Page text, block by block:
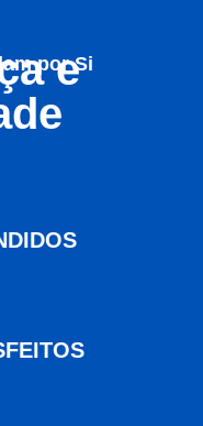
por Si
e